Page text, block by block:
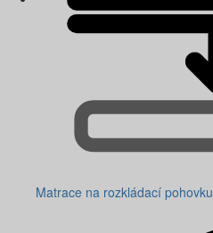
Matrace na rozkládací pohovku